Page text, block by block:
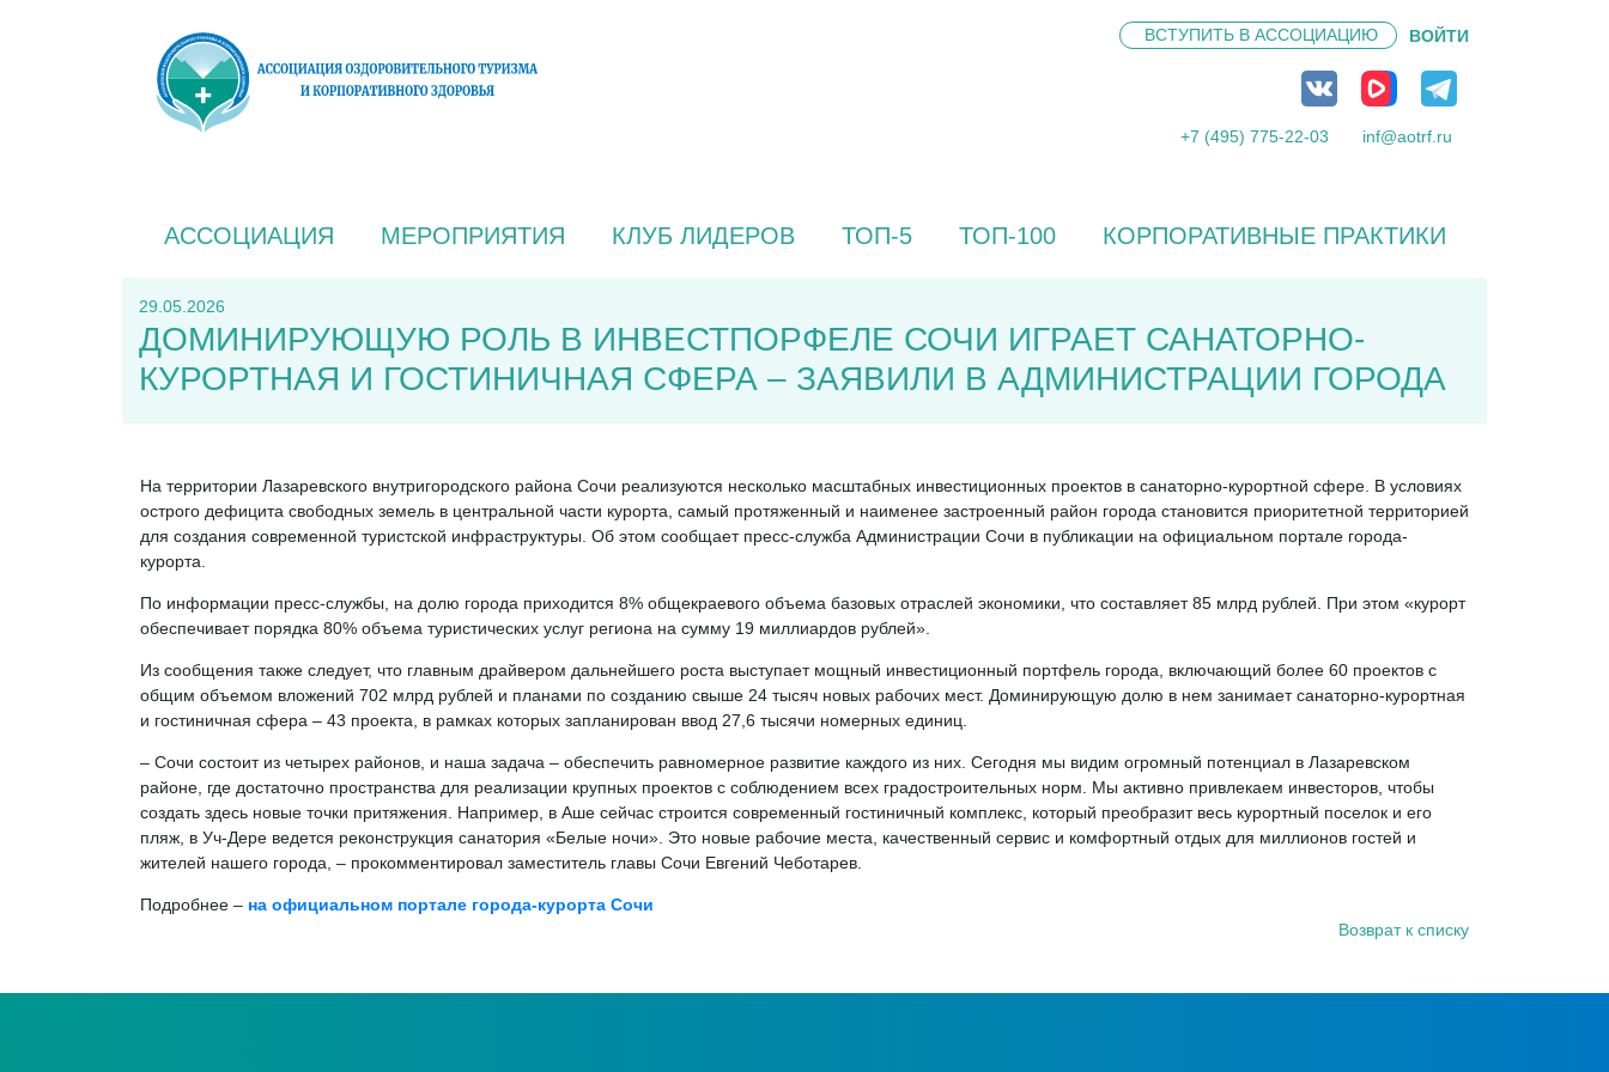
ВСТУПИТЬ В АССОЦИАЦИЮ ВОЙТИ
+7 (495) 775-22-03 inf@aotrf.ru
АССОЦИАЦИЯ МЕРОПРИЯТИЯ КЛУБ ЛИДЕРОВ ТОП-5 ТОП-100 КОРПОРАТИВНЫЕ ПРАКТИКИ
29.05.2026
ДОМИНИРУЮЩУЮ РОЛЬ В ИНВЕСТПОРФЕЛЕ СОЧИ ИГРАЕТ САНАТОРНО-
КУРОРТНАЯ И ГОСТИНИЧНАЯ СФЕРА – ЗАЯВИЛИ В АДМИНИСТРАЦИИ ГОРОДА
На территории Лазаревского внутригородского района Сочи реализуются несколько масштабных инвестиционных проектов в санаторно-курортной сфере. В условиях
острого дефицита свободных земель в центральной части курорта, самый протяженный и наименее застроенный район города становится приоритетной территорией
для создания современной туристской инфраструктуры. Об этом сообщает пресс-служба Администрации Сочи в публикации на официальном портале города-
курорта.
По информации пресс-службы, на долю города приходится 8% общекраевого объема базовых отраслей экономики, что составляет 85 млрд рублей. При этом «курорт
обеспечивает порядка 80% объема туристических услуг региона на сумму 19 миллиардов рублей».
Из сообщения также следует, что главным драйвером дальнейшего роста выступает мощный инвестиционный портфель города, включающий более 60 проектов с
общим объемом вложений 702 млрд рублей и планами по созданию свыше 24 тысяч новых рабочих мест. Доминирующую долю в нем занимает санаторно-курортная
и гостиничная сфера – 43 проекта, в рамках которых запланирован ввод 27,6 тысячи номерных единиц.
– Сочи состоит из четырех районов, и наша задача – обеспечить равномерное развитие каждого из них. Сегодня мы видим огромный потенциал в Лазаревском
районе, где достаточно пространства для реализации крупных проектов с соблюдением всех градостроительных норм. Мы активно привлекаем инвесторов, чтобы
создать здесь новые точки притяжения. Например, в Аше сейчас строится современный гостиничный комплекс, который преобразит весь курортный поселок и его
пляж, в Уч-Дере ведется реконструкция санатория «Белые ночи». Это новые рабочие места, качественный сервис и комфортный отдых для миллионов гостей и
жителей нашего города, – прокомментировал заместитель главы Сочи Евгений Чеботарев.
Подробнее – на официальном портале города-курорта Сочи
Возврат к списку